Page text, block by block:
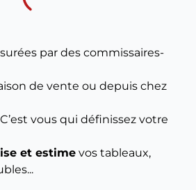
par des commissaires-
de vente ou depuis chez
C’est vous qui définissez votre
et estimevos tableaux,